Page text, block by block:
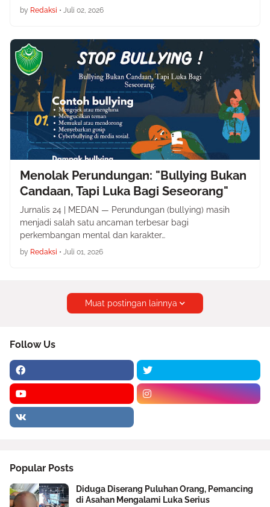
by Redaksi • Juli 02, 2026
Menolak Perundungan: "Bullying Bukan
Candaan, Tapi Luka Bagi Seseorang"
Jurnalis 24 | MEDAN — Perundungan (bullying) masih
menjadi salah satu ancaman terbesar bagi
perkembangan mental dan karakter…
by Redaksi • Juli 01, 2026
Muat postingan lainnya
Follow Us
Popular Posts
Diduga Diserang Puluhan Orang, Pemancing
di Asahan Mengalami Luka Serius